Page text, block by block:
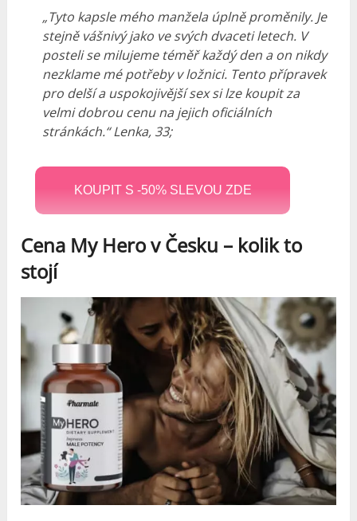
„Tyto kapsle mého manžela úplně proměnily. Je
stejně vášnivý jako ve svých dvaceti letech. V
posteli se milujeme téměř každý den a on nikdy
nezklame mé potřeby v ložnici. Tento přípravek
pro delší a uspokojivější sex si lze koupit za
velmi dobrou cenu na jejich oficiálních
stránkách.“ Lenka, 33;
KOUPIT S -50% SLEVOU ZDE
Cena My Hero v Česku – kolik to
stojí